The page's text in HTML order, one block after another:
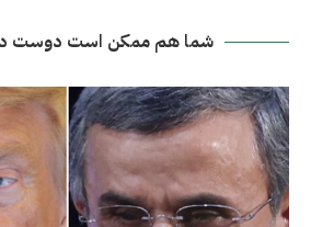
شما هم ممکن است دوست